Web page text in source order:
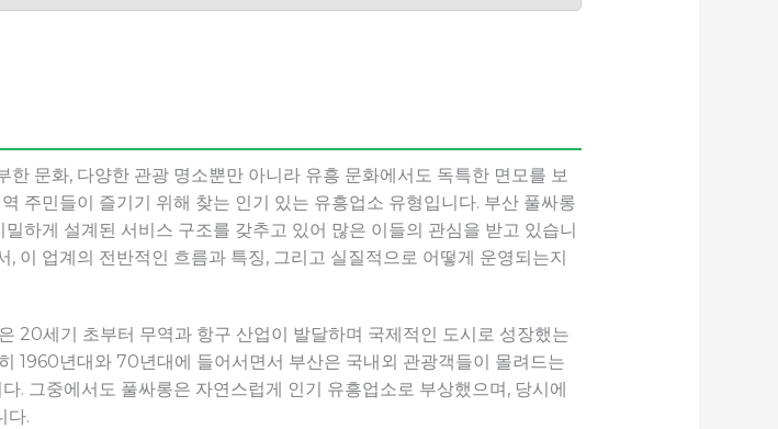
문화, 다양한 관광 명소뿐만 아니라 유흥 문화에서도 독특한 면모를 보
주민들이 즐기기 위해 찾는 인기 있는 유흥업소 유형입니다. 부산 풀싸롱
하게 설계된 서비스 구조를 갖추고 있어 많은 이들의 관심을 받고 있습니
이 업계의 전반적인 흐름과 특징, 그리고 실질적으로 어떻게 운영되는지
20세기 초부터 무역과 항구 산업이 발달하며 국제적인 도시로 성장했는
1960년대와 70년대에 들어서면서 부산은 국내외 관광객들이 몰려드는
. 그중에서도 풀싸롱은 자연스럽게 인기 유흥업소로 부상했으며, 당시에
다.